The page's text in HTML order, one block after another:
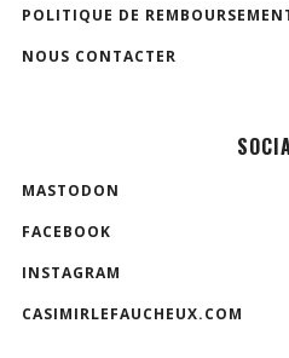
POLITIQUE DE
NOUS CONTACTER
MASTODON
FACEBOOK
INSTAGRAM
CASIMIRLEFAUCHEUX.COM